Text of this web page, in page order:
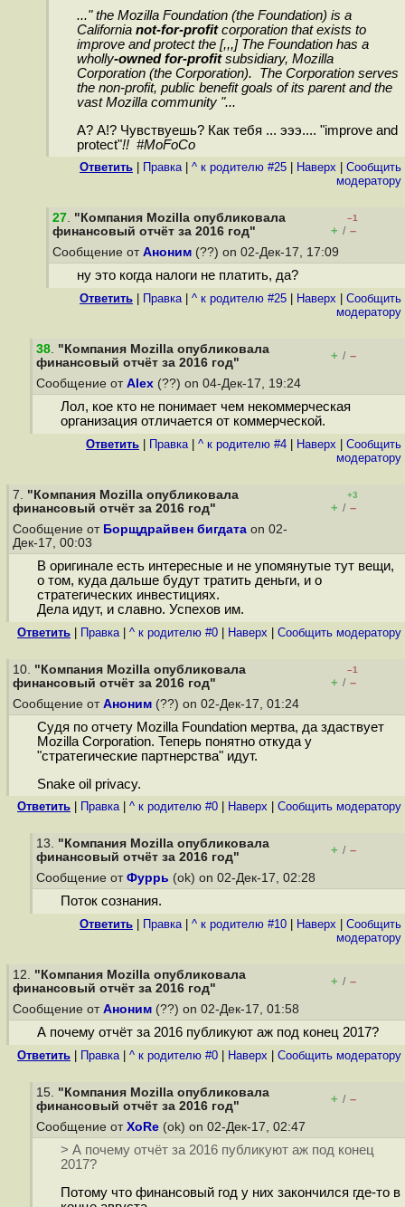
..." the Mozilla Foundation (the Foundation) is a
California not-for-profitcorporation that exists to
improve and protect the [,,,] The Foundation has a
wholly-owned for-profitsubsidiary, Mozilla
Corporation (the Corporation). The Corporation serves
the non-profit, public benefit goals of its parent and the
vast Mozilla community "...
А? А!? Чувствуешь? Как тебя ... эээ.... "improve and
protect"!! #MoFoCo
Ответить Правка| ^ к родителю #25 Наверх
Cообщить
модератору
27. "Компания Mozilla опубликовала
финансовый отчёт за 2016 год"
–1
+ / –
Сообщение от Аноним (??) on 02-Дек-17, 17:09
ну это когда налоги не платить, да?
Ответить Правка| ^ к родителю #25 Наверх
Cообщить
модератору
38. "Компания Mozilla опубликовала
финансовый отчёт за 2016 год"
+ / –
Сообщение от Alex (??) on 04-Дек-17, 19:24
Лол, кое кто не понимает чем некоммерческая
организация отличается от коммерческой.
Ответить Правка| ^ к родителю #4 Наверх
Cообщить
модератору
7. "Компания Mozilla опубликовала
финансовый отчёт за 2016 год"
+3
+ / –
Сообщение от Борщдрайвен бигдата on 02-
Дек-17, 00:03
В оригинале есть интересные и не упомянутые тут вещи,
о том, куда дальше будут тратить деньги, и о
стратегических инвестициях.
Дела идут, и славно. Успехов им.
Ответить Правка| ^ к родителю #0 Наверх Cообщить модератору
10. "Компания Mozilla опубликовала
финансовый отчёт за 2016 год"
–1
+ / –
Сообщение от Аноним (??) on 02-Дек-17, 01:24
Судя по отчету Mozilla Foundation мертва, да здаствует
Mozilla Corporation. Теперь понятно откуда у
"стратегические партнерства" идут.
Snake oil privacy.
Ответить Правка| ^ к родителю #0 Наверх Cообщить модератору
13. "Компания Mozilla опубликовала
финансовый отчёт за 2016 год"
+ / –
Сообщение от Фуррь (ok) on 02-Дек-17, 02:28
Поток сознания.
Ответить Правка| ^ к родителю #10 Наверх
Cообщить
модератору
12. "Компания Mozilla опубликовала
финансовый отчёт за 2016 год"
+ / –
Сообщение от Аноним (??) on 02-Дек-17, 01:58
А почему отчёт за 2016 публикуют аж под конец 2017?
Ответить Правка| ^ к родителю #0 Наверх Cообщить модератору
15. "Компания Mozilla опубликовала
финансовый отчёт за 2016 год"
+ / –
Сообщение от XoRe (ok) on 02-Дек-17, 02:47
> А почему отчёт за 2016 публикуют аж под конец
2017?
Потому что финансовый год у них закончился где-то в